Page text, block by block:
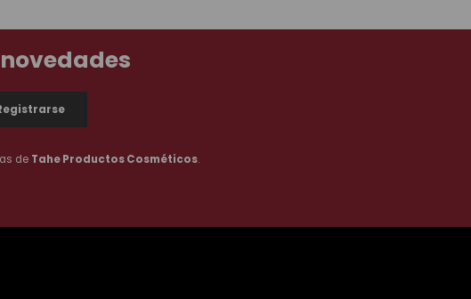
de Tahe Productos Cosméticos.